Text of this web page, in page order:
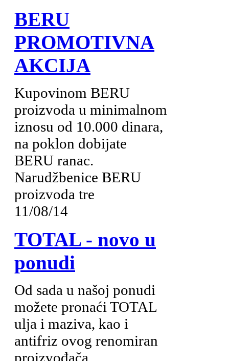
BERU
PROMOTIVNA
AKCIJA
Kupovinom BERU
proizvoda u minimalnom
iznosu od 10.000 dinara,
na poklon dobijate
BERU ranac.
Narudžbenice BERU
proizvoda tre
11/08/14
TOTAL - novo u
ponudi
Od sada u našoj ponudi
možete pronaći TOTAL
ulja i maziva, kao i
antifriz ovog renomiran
proizvođača.